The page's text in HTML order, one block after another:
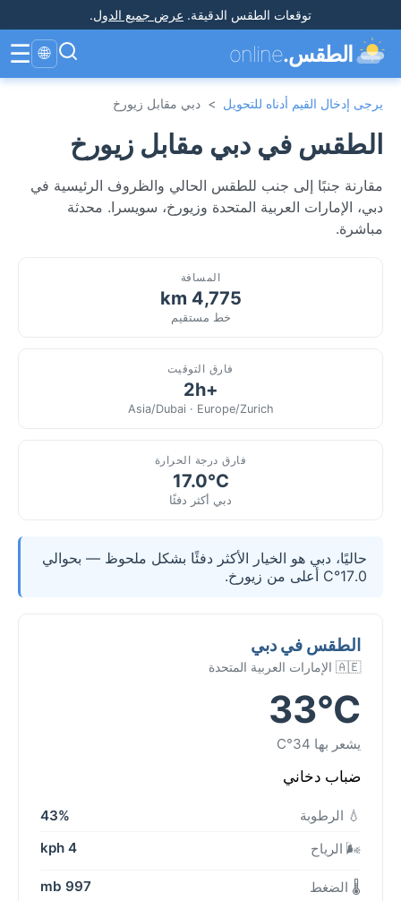
توقعات الطقس الدقيقة. عرض جميع الدول.
الطقس.online
🌐
☰
يرجى إدخال القيم أدناه للتحويل > دبي مقابل زيورخ
الطقس في دبي مقابل زيورخ
مقارنة جنبًا إلى جنب للطقس الحالي والظروف الرئيسية في
دبي، الإمارات العربية المتحدة وزيورخ، سويسرا. محدثة
مباشرة.
المسافة
4,775 km
خط مستقيم
فارق التوقيت
+2h
Asia/Dubai · Europe/Zurich
فارق درجة الحرارة
17.0°C
دبي أكثر دفئًا
حاليًا، دبي هو الخيار الأكثر دفئًا بشكل ملحوظ — بحوالي
17.0°C أعلى من زيورخ.
الطقس في دبي
🇦🇪 الإمارات العربية المتحدة
33°C
يشعر بها 34°C
ضباب دخاني
💧 الرطوبة
43%
🌬️ الرياح
4 kph
🌡️ الضغط 997 mb